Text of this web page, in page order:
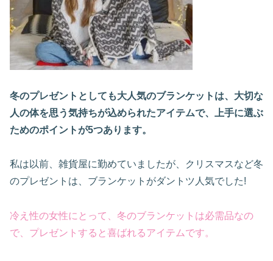
冬のプレゼントとしても大人気のブランケットは、大切な
人の体を思う気持ちが込められたアイテムで、上手に選ぶ
ためのポイントが5つあります。
私は以前、雑貨屋に勤めていましたが、クリスマスなど冬
のプレゼントは、ブランケットがダントツ人気でした!
冷え性の女性にとって、冬のブランケットは必需品なの
で、プレゼントすると喜ばれるアイテムです。